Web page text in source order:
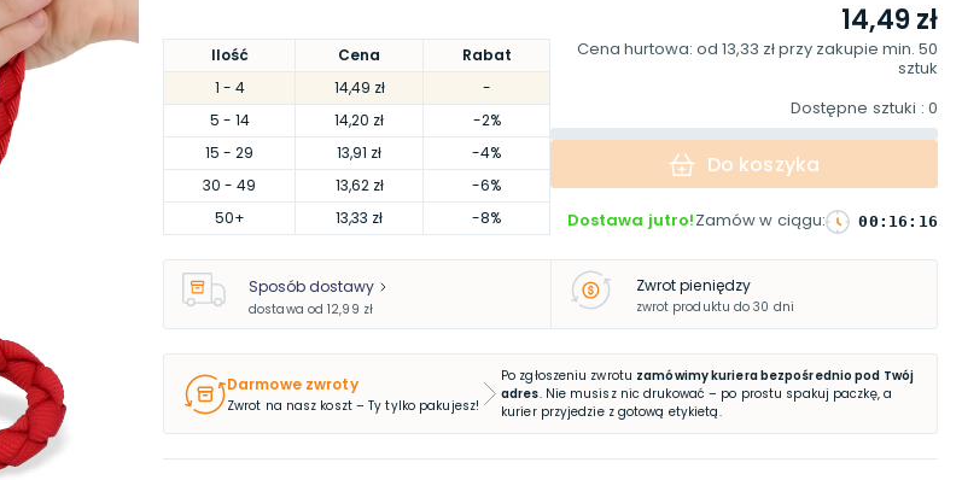
Ilość Cena
Rabat
1 - 4 14,49 zł
-
5 - 14 14,20 zł
-2%
15 - 29 13,91 zł
-4%
30 - 49 13,62 zł
-6%
50+ 13,33 zł -8%
14,49 zł
Cena hurtowa: od 13,33 złprzy zakupie min. 50
sztuk
Dostępne sztuki : 0
Do koszyka
Dostawa jutro!Zamów w ciągu: 00 : 16 : 15
Sposób dostawy
dostawa od 12,99 zł
Zwrot pieniędzy
zwrot produktu do 30 dni
Darmowe zwroty
Zwrot na nasz koszt – Ty tylko pakujesz!
Po zgłoszeniu zwrotu zamówimy kuriera bezpośrednio pod Twój
adres. Nie musisz nic drukować – po prostu spakuj paczkę, a
kurier przyjedzie z gotową etykietą.